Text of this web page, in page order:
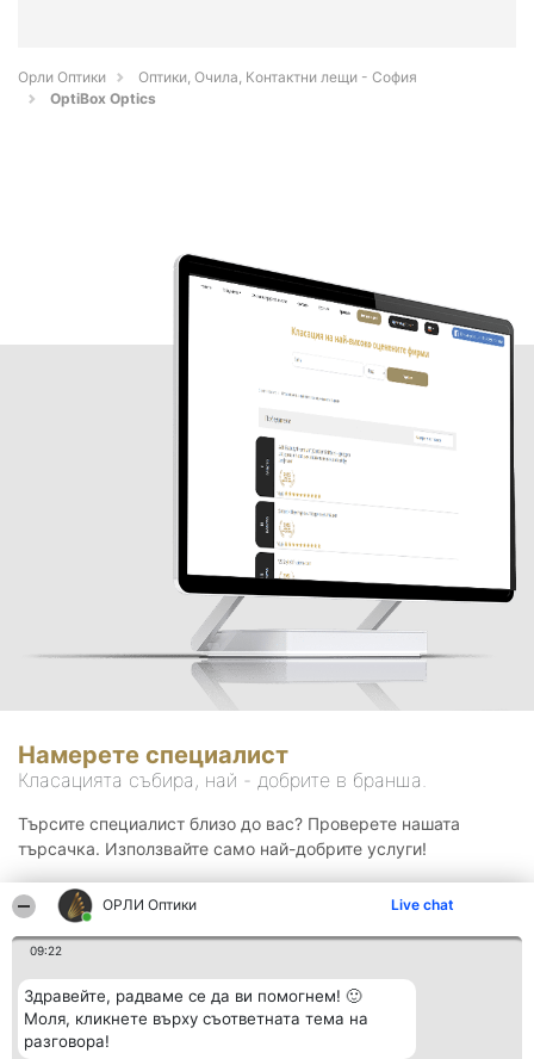
ОРЛИ Оптики Live chat
09:22
Здравейте, радваме се да ви помогнем! 🙂
Моля, кликнете върху съответната тема на
разговора!
Орли Оптики
Оптики, Очила, Контактни лещи - София
OptiBox Optics
Намерете специалист
Класацията събира, най - добрите в бранша.
Търсите специалист близо до вас? Проверете нашата
търсачка. Използвайте само най-добрите услуги!